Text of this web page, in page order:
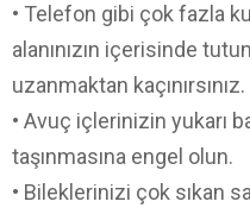
• Telefon gibi çok fazla
alanınızın içerisinde
uzanmaktan kaçınırsınız.
• Avuç içlerinizin yukarı
taşınmasına engel olun.
• Bileklerinizi çok sıkan